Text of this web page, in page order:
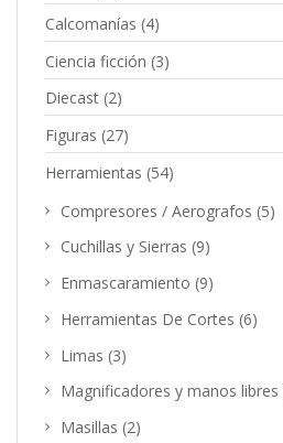
Calcomanías (4)
Ciencia ficción (3)
Diecast (2)
Figuras (27)
Herramientas (54)
Compresores / Aerografos (5)
Cuchillas y Sierras (9)
Enmascaramiento (9)
Herramientas De Cortes (6)
Limas (3)
Magnificadores y manos libres
Masillas (2)